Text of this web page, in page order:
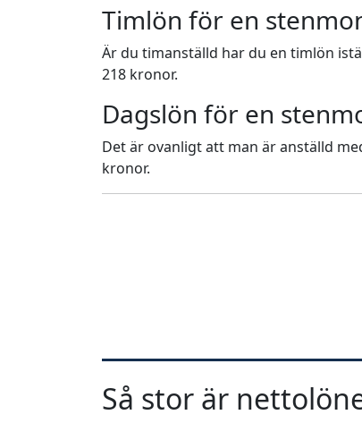
Timlön för en
Är du timanställd har du en timlön
218 kronor.
Dagslön för en
Det är ovanligt att man är anställd
kronor.
Så stor är